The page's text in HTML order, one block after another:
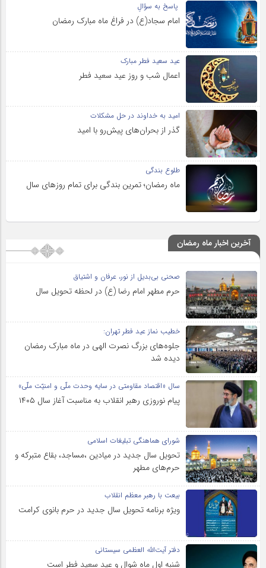
پاسخ به سؤالِ
امام سجاد(ع) در فراغ ماه مبارک رمضان
عید سعید فطر مبارک
اعمال شب و روز عید سعید فطر
امید به خداوند در حل مشکلات
گذر از بحران‌های پیش‌رو با امید
طلوع بندگی
ماه رمضان؛ تمرین بندگی برای تمام روزهای سال
آخرین اخبار ماه رمضان
صحنی بی‌بدیل از نور، عرفان و اشتیاق
حرم مطهر امام رضا (ع) در لحظه تحویل سال
خطیب نماز عید فطر تهران:
جلوه‌های بزرگ نصرت الهی در ماه مبارک رمضان
دیده شد
سال «اقتصاد مقاومتی در سایه وحدت ملّی و امنیّت ملّی»
پیام نوروزی رهبر انقلاب به مناسبت آغاز سال ۱۴۰۵
شورای هماهنگی تبلیغات اسلامی
تحویل سال‌ جدید در میادین ،مساجد، بقاع متبرکه‌ و
حرم‌های‌ مطهر
بیعت با رهبر معظم انقلاب
ویژه برنامه تحویل سال جدید در حرم بانوی کرامت
دفتر آیت‌الله العظمی سیستانی
شنبه اول ماه شوال و عید سعید فطر است